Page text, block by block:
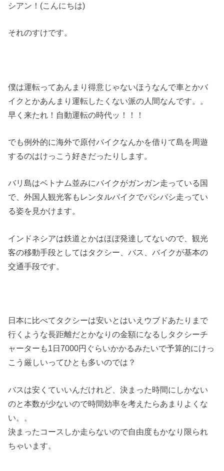
シアン！(こんにちは)
それのすけです。
僕は運転ってあんまり得意じゃないほうなんで車とかバ
イクとかあんまり運転したくない派の人間なんです。。
早く来たれ！自動運転の時代ッ！！！
でも例外的に海外で原付バイクなんかを借りて島を周遊
するのはけっこう好きだったりします。
バリ島はベトナム並みにバイクがガンガン走っている国
で、外国人観光客もレンタルバイクでバシバシ走ってい
る姿を見かけます。
インドネシアは鉄道とかはほぼ発達してないので、観光
客の移動手段としてはタクシー、バス、バイクが基本の
交通手段です。
日本に比べてタクシーは安いとはいえウブドあたりまで
行くような長距離だとかなりの金額になるしタクシーチ
ャーターも1日7000円ぐらいかかるみたいで予算的にけっ
こう厳しいってひとも多いのでは？
バスは安くていいんだけれど、決まった時間にしかない
のと本数が少ないので時間効率を考えたらあまりよくな
い。。
決まったコースしか走らないので自由度もかなり限られ
ちゃいます。